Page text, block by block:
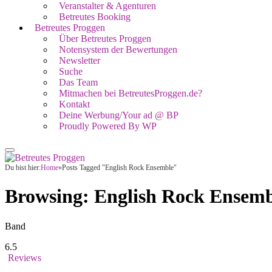
Veranstalter & Agenturen
Betreutes Booking
Betreutes Proggen
Über Betreutes Proggen
Notensystem der Bewertungen
Newsletter
Suche
Das Team
Mitmachen bei BetreutesProggen.de?
Kontakt
Deine Werbung/Your ad @ BP
Proudly Powered By WP
Du bist hier:Home»Posts Tagged "English Rock Ensemble"
Browsing: English Rock
Band
6.5
Reviews